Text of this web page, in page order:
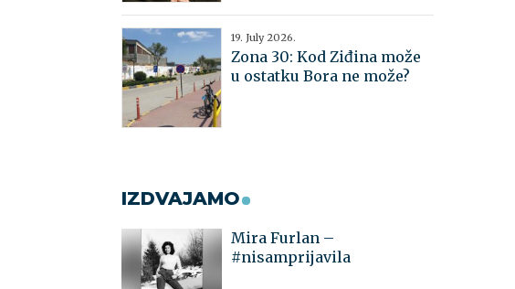
19. July 2026.
Zona 30: Kod Ziđina može
u ostatku Bora ne može?
IZDVAJAMO
Mira Furlan –
#nisamprijavila